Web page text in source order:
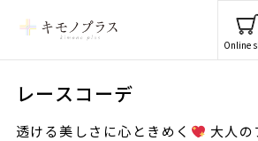
Online
レースコーデ
透ける美しさに心ときめく 大人の